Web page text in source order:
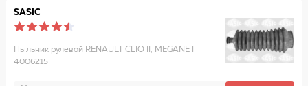
SASIC
Пыльник рулевой RENAULT CLIO II, MEGANE I
4006215